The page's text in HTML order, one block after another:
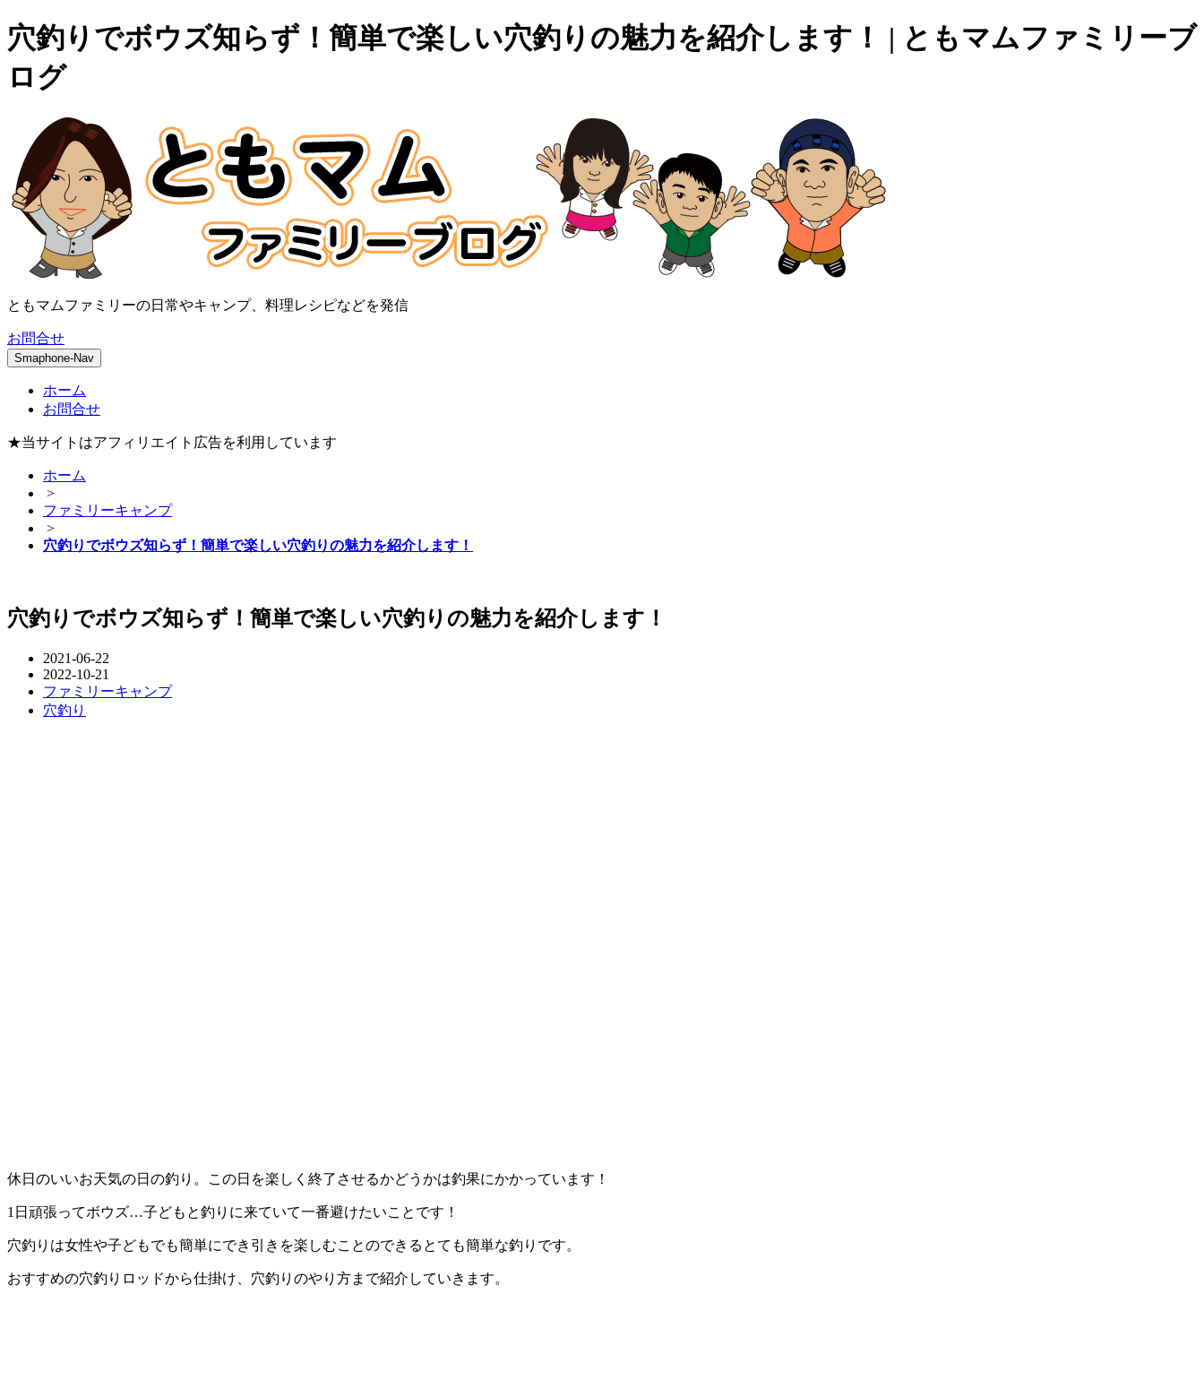
穴釣りでボウズ知らず！簡単で楽しい穴釣りの魅力を紹介します！ | ともマムファミリーブ
ログ
ともマムファミリーの日常やキャンプ、料理レシピなどを発信
お問合せ
Smaphone-Nav
ホーム
お問合せ
★当サイトはアフィリエイト広告を利用しています
ホーム
>
ファミリーキャンプ
>
穴釣りでボウズ知らず！簡単で楽しい穴釣りの魅力を紹介します！
穴釣りでボウズ知らず！簡単で楽しい穴釣りの魅力を紹介します！
2021-06-22
2022-10-21
ファミリーキャンプ
穴釣り
休日のいいお天気の日の釣り。この日を楽しく終了させるかどうかは釣果にかかっています！
1日頑張ってボウズ…子どもと釣りに来ていて一番避けたいことです！
穴釣りは女性や子どもでも簡単にでき引きを楽しむことのできるとても簡単な釣りです。
おすすめの穴釣りロッドから仕掛け、穴釣りのやり方まで紹介していきます。